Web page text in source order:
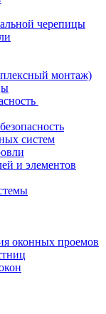
черепицы
монтаж)
систем
и элементов
оконных проемов